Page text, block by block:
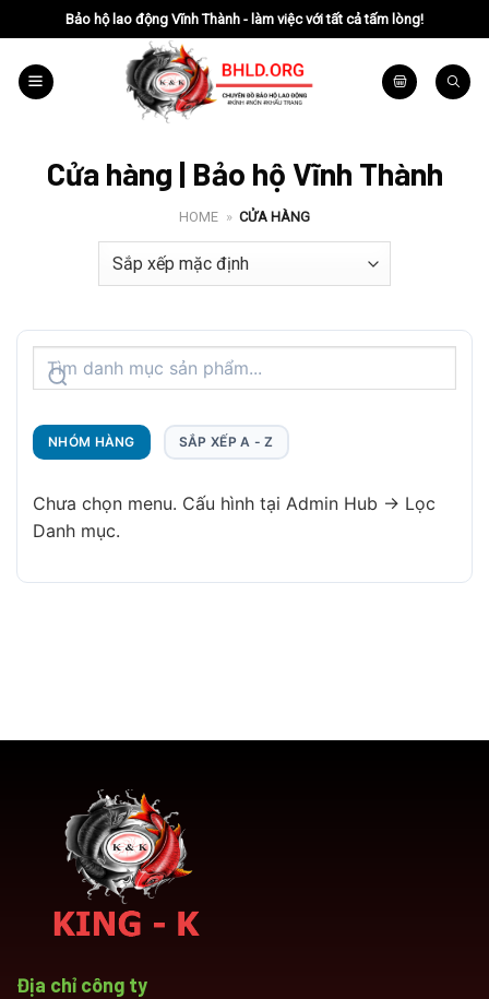
đến
nội
dung
Bảo hộ lao động Vĩnh Thành - làm việc với tất cả tấm lòng!
Cửa hàng | Bảo hộ Vĩnh Thành
HOME » CỬA HÀNG
NHÓM HÀNG SẮP XẾP A - Z
Chưa chọn menu. Cấu hình tại Admin Hub → Lọc
Danh mục.
Địa chỉ công ty